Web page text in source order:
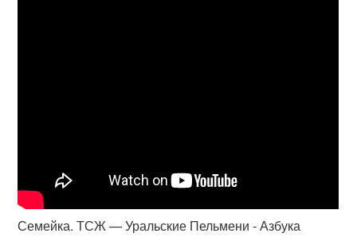
Семейка. ТСЖ — Уральские Пельмени - Азбука